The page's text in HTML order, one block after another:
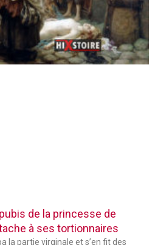
de la princesse de
à ses tortionnaires
la partie virginale et s’en fit des